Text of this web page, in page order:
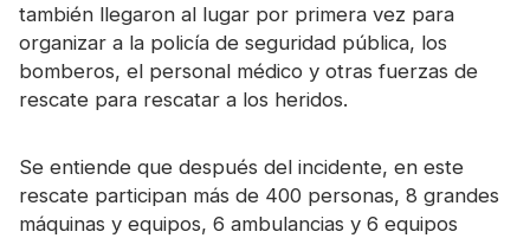
también llegaron al lugar por primera vez para
organizar a la policía de seguridad pública, los
bomberos, el personal médico y otras fuerzas de
rescate para rescatar a los heridos.
Se entiende que después del incidente, en este
rescate participan más de 400 personas, 8 grandes
máquinas y equipos, 6 ambulancias y 6 equipos